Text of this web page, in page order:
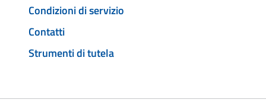
Condizioni di servizio
Contatti
Strumenti di tutela